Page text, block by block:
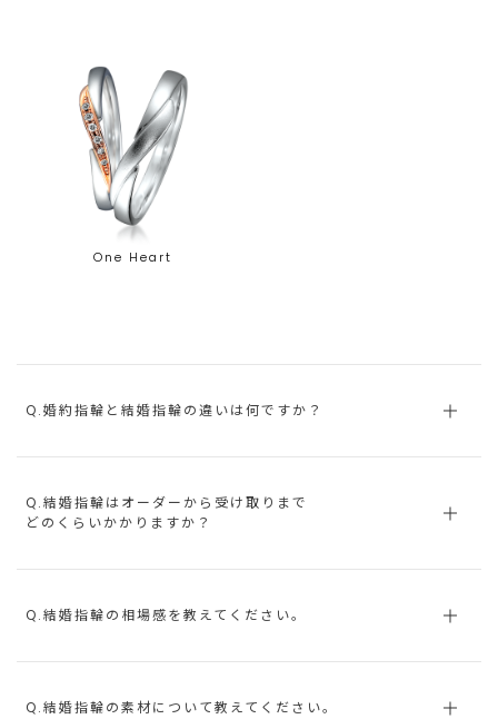
One Heart
Q.婚約指輪と結婚指輪の違いは何ですか？
Q.結婚指輪はオーダーから受け取りまで
どのくらいかかりますか？
Q.結婚指輪の相場感を教えてください。
Q.結婚指輪の素材について教えてください。